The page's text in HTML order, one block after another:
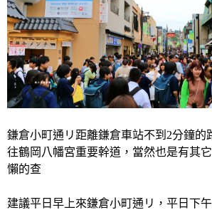
鎌倉小町通リ距離鎌倉車站不到2分鐘的
往鶴岡八幡宮重要幹道，當然也是有其
懶的查
建議平日早上來鎌倉小町通リ，平日下